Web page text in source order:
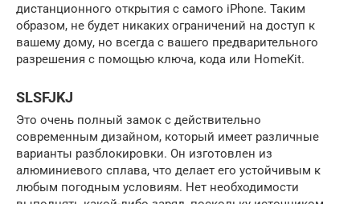
дистанционного открытия с самого iPhone. Таким
образом, не будет никаких ограничений на доступ к
вашему дому, но всегда с вашего предварительного
разрешения с помощью ключа, кода или HomeKit.
SLSFJKJ
Это очень полный замок с действительно
современным дизайном, который имеет различные
варианты разблокировки. Он изготовлен из
алюминиевого сплава, что делает его устойчивым к
любым погодным условиям. Нет необходимости